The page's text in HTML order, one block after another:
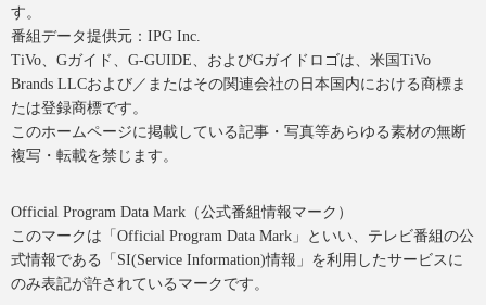
す。
番組データ提供元：IPG Inc.
TiVo、Gガイド、G-GUIDE、およびGガイドロゴは、米国TiVo
Brands LLCおよび／またはその関連会社の日本国内における商標ま
たは登録商標です。
このホームページに掲載している記事・写真等あらゆる素材の無断
複写・転載を禁じます。
Official Program Data Mark（公式番組情報マーク）
このマークは「Official Program Data Mark」といい、テレビ番組の公
式情報である「SI(Service Information)情報」を利用したサービスに
のみ表記が許されているマークです。